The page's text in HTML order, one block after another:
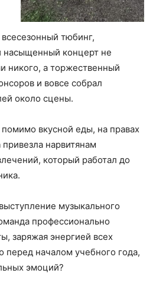
тюбинг,
насыщенный концерт не
никого, а торжественный
и вовсе собрал
около сцены.
помимо вкусной еды, на правах
нарвитянам
который работал до
музыкального
профессионально
заряжая энергией всех
перед началом учебного года,
эмоций?